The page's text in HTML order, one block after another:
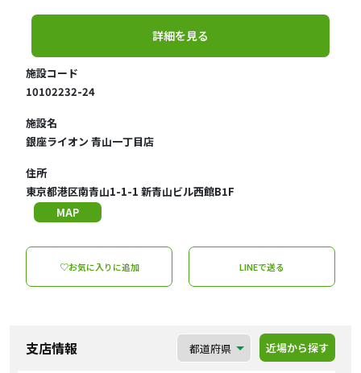
詳細を見る
施設コード
10102232-24
施設名
銀座ライオン 青山一丁目店
住所
東京都港区南青山1-1-1 新青山ビル西館B1F
MAP
♡お気に入りに追加 LINEで送る
支店情報 近場から探す